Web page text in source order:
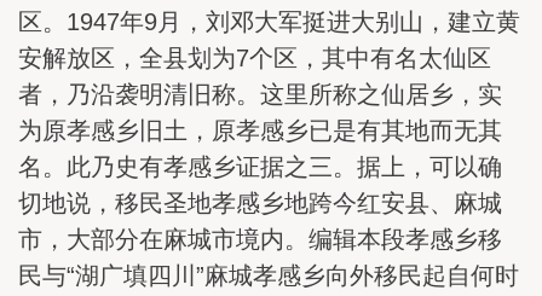
区。1947年9月，刘邓大军挺进大别山，建立黄
安解放区，全县划为7个区，其中有名太仙区
者，乃沿袭明清旧称。这里所称之仙居乡，实
为原孝感乡旧土，原孝感乡已是有其地而无其
名。此乃史有孝感乡证据之三。据上，可以确
切地说，移民圣地孝感乡地跨今红安县、麻城
市，大部分在麻城市境内。编辑本段孝感乡移
民与“湖广填四川”麻城孝感乡向外移民起自何时